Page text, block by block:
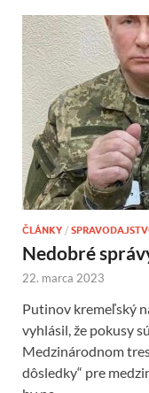
ČLÁNKY /
Nedobré
22. marca 2023
Putinov kremeľský
vyhlásil, že pokusy
Medzinárodnom
dôsledky“ pre